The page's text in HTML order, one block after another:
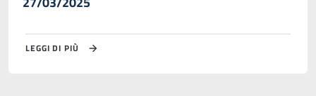
LEGGI DI PIÙ